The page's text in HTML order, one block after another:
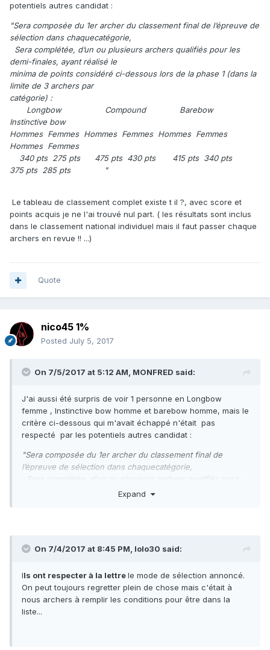
potentiels autres candidat :
"Sera composée du 1er archer du classement final de l’épreuve de
sélection dans chaquecatégorie,
Sera complétée, d’un ou plusieurs archers qualifiés pour les
demi-finales, ayant réalisé le
minima de points considéré ci-dessous lors de la phase 1 (dans la
limite de 3 archers par
catégorie) :
Longbow Compound Barebow
Instinctive bow
Hommes Femmes Hommes Femmes Hommes Femmes
Hommes Femmes
340 pts 275 pts 475 pts 430 pts 415 pts 340 pts
375 pts 285 pts "
Le tableau de classement complet existe t il ?, avec score et
points acquis je ne l'ai trouvé nul part. ( les résultats sont inclus
dans le classement national individuel mais il faut passer chaque
archers en revue !! ...)
Quote
nico45 1%
Posted July 5, 2017
On 7/5/2017 at 5:12 AM, MONFRED said:
J'ai aussi été surpris de voir 1 personne en Longbow
femme , Instinctive bow homme et barebow homme, mais le
critère ci-dessous qui m'avait échappé n'était pas
respecté par les potentiels autres candidat :
"Sera composée du 1er archer du classement final de
l’épreuve de sélection dans chaquecatégorie,
Sera complétée, d’un ou plusieurs archers qualifiés pour
les demi-finales, ayant réalisé le
Instinctive bow
Hommes Femmes
340 pts 275 pts 475 pts 430 pts 415 pts 340
pts 375 pts 285 pts "
Expand
On 7/4/2017 at 8:45 PM, lolo30 said:
Ils ont respecter à la lettrele mode de sélection annoncé.
On peut toujours regretter plein de chose mais c'était à
nous archers à remplir les conditions pour être dans la
liste...